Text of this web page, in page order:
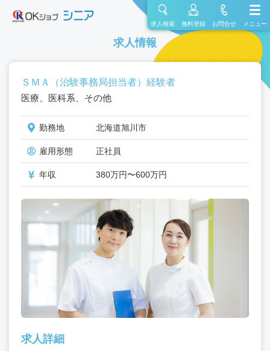
求人検索 無料登録 お問合せ メニュー
求人情報
ＳＭＡ（治験事務局担当者）経験者
医療、医科系、その他
勤務地 北海道旭川市
雇用形態 正社員
年収 380万円〜600万円
求人詳細